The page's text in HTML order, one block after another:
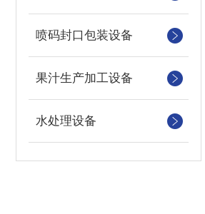
喷码封口包装设备
果汁生产加工设备
水处理设备